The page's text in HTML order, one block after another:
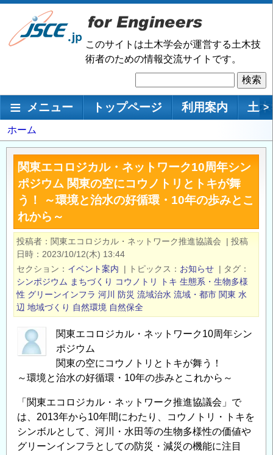
メ
ン
移
このサイトは土木学会が運営する土木技
術者のための情報交流サイトです。
索
メインナビゲーション
メニュー トップページ 利用案内 土 >
パ
ン
く
ず
ホーム
関東エコロジカル・ネットワーク10周年シン
ポジウム 関東の空にコウノトリとトキが舞
う！ ～環境と治水の好循環・10年の歩みとこ
れから～
投稿者 関東エコロジカル・ネットワーク推進協議会 | 投稿
日時
2023/10/12(木) 13:44
セクション
イベント案内 | トピックス お知らせ | タグ
シンポジウム まちづくり コウノトリ トキ 生態系・生物多様
性 グリーンインフラ 河川 防災 流域治水 流域・都市 関東 水
辺 地域づくり 自然環境 自然保全
関東エコロジカル・ネットワーク10周年シン
ポジウム
関東の空にコウノトリとトキが舞う！
～環境と治水の好循環・10年の歩みとこれから～
「関東エコロジカル・ネットワーク推進協議会」で
は、2013年から10年間にわたり、コウノトリ・トキを
シンボルとして、河川・水田等の生物多様性の価値や
グリーンインフラとしての防災・減災の機能に注目